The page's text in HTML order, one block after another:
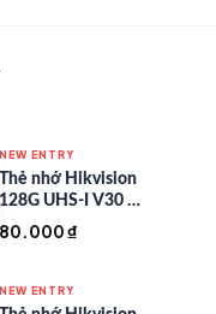
NEW ENTRY
Thẻ nhớ Hikvision
128G UHS-I V30 –
HS-TF-C1/128G
80.000₫
NEW ENTRY